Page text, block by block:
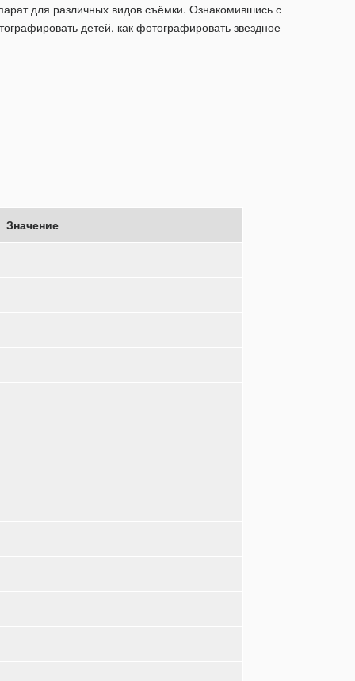
для различных видов съёмки. Ознакомившись с
детей, как фотографировать звездное
Значение